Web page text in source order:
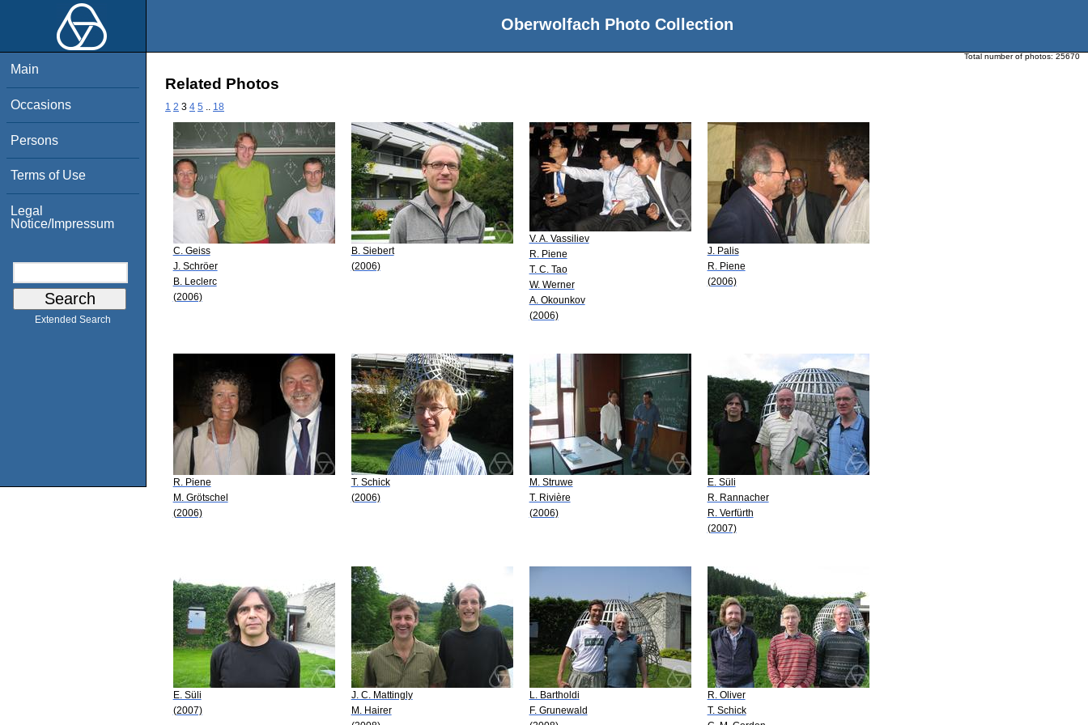
Oberwolfach Photo Collection
Main
Occasions
Persons
Terms of Use
Legal
Notice/Impressum
Extended Search
Total number of photos: 25670
Related Photos
1 2 3 4 5 18
C. Geiss
J. Schröer
B. Leclerc
(2006)
B. Siebert
(2006)
V. A. Vassiliev
R. Piene
T. C. Tao
W. Werner
A. Okounkov
(2006)
J. Palis
R. Piene
(2006)
R. Piene
M. Grötschel
(2006)
T. Schick
(2006)
M. Struwe
T. Rivière
(2006)
E. Süli
R. Rannacher
R. Verfürth
(2007)
E. Süli
(2007)
J. C. Mattingly
M. Hairer
L. Bartholdi
F. Grunewald
R. Oliver
T. Schick